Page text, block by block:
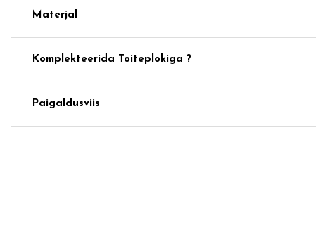
Materjal
Komplekteerida Toiteplokiga ?
Paigaldusviis